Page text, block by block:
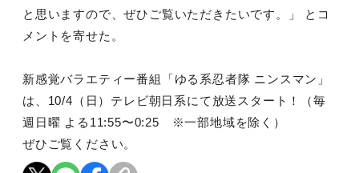
と思いますので、ぜひご覧いただきたいです。」 とコ
メントを寄せた。
新感覚バラエティー番組「ゆる系忍者隊 ニンスマン」
は、10/4（日）テレビ朝日系にて放送スタート！（毎
週日曜 よる11:55〜0:25 ※一部地域を除く）
ぜひご覧ください。